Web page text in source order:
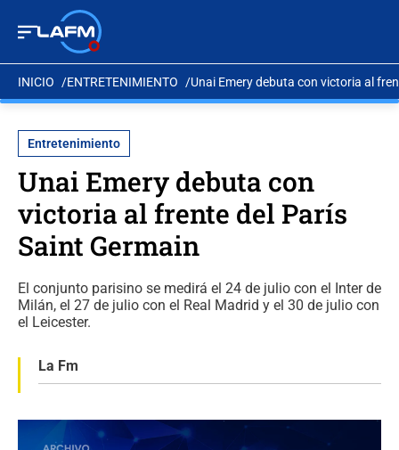
INICIO ENTRETENIMIENTO Unai Emery debuta con victoria al
Entretenimiento
Unai Emery debuta con
victoria al frente del París
Saint Germain
El conjunto parisino se medirá el 24 de julio con el Inter de
Milán, el 27 de julio con el Real Madrid y el 30 de julio con
el Leicester.
La Fm